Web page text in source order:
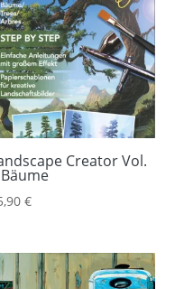
Creator Vol.
€